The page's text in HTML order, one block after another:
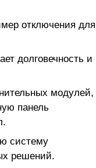
отключения для
долговечность и
модулей,
панель
систему
решений.